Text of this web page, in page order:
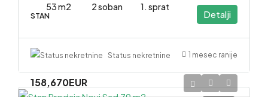
53 m2 2 soban 1. sprat
STAN Detalji
Status nekretnine 1 mesec ranije
158,670EUR